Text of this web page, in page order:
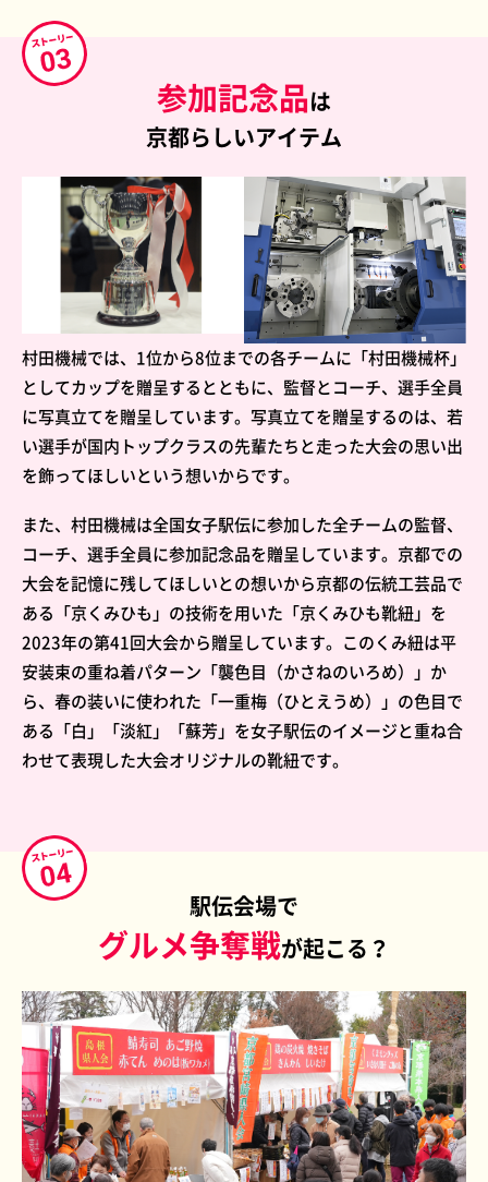
参加記念品は
京都らしいアイテム
村田機械では、1位から8位までの各チームに「村田機械杯」
としてカップを贈呈するとともに、監督とコーチ、選手全員
に写真立てを贈呈しています。写真立てを贈呈するのは、若
い選手が国内トップクラスの先輩たちと走った大会の思い出
を飾ってほしいという想いからです。
また、村田機械は全国女子駅伝に参加した全チームの監督、
コーチ、選手全員に参加記念品を贈呈しています。京都での
大会を記憶に残してほしいとの想いから京都の伝統工芸品で
ある「京くみひも」の技術を用いた「京くみひも靴紐」を
2023年の第41回大会から贈呈しています。このくみ紐は平
安装束の重ね着パターン「襲色目（かさねのいろめ）」か
ら、春の装いに使われた「一重梅（ひとえうめ）」の色目で
ある「白」「淡紅」「蘇芳」を女子駅伝のイメージと重ね合
わせて表現した大会オリジナルの靴紐です。
駅伝会場で
グルメ争奪戦が起こる？